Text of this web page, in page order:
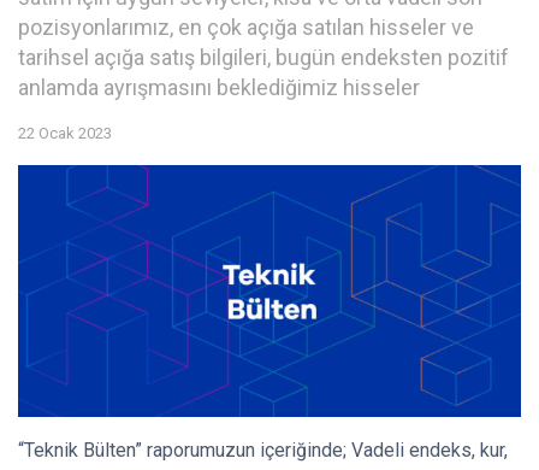
pozisyonlarımız, en çok açığa satılan hisseler ve
tarihsel açığa satış bilgileri, bugün endeksten pozitif
anlamda ayrışmasını beklediğimiz hisseler
22 Ocak 2023
“Teknik Bülten” raporumuzun içeriğinde; Vadeli endeks, kur,